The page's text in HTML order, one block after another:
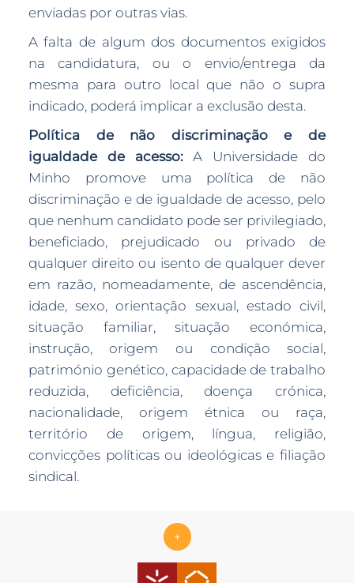
enviadas por outras vias.
A falta de algum dos documentos exigidos
na candidatura, ou o envio/entrega da
mesma para outro local que não o supra
indicado, poderá implicar a exclusão desta.
Política de não discriminação e de
igualdade de acesso:A Universidade do
Minho promove uma política de não
discriminação e de igualdade de acesso, pelo
que nenhum candidato pode ser privilegiado,
beneficiado, prejudicado ou privado de
qualquer direito ou isento de qualquer dever
em razão, nomeadamente, de ascendência,
idade, sexo, orientação sexual, estado civil,
situação familiar, situação económica,
instrução, origem ou condição social,
património genético, capacidade de trabalho
reduzida, deficiência, doença crónica,
nacionalidade, origem étnica ou raça,
território de origem, língua, religião,
convicções políticas ou ideológicas e filiação
sindical.
+